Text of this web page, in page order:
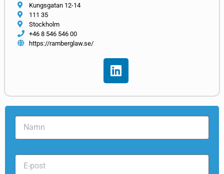
Kungsgatan 12-14
111 35
Stockholm
+46 8 546 546 00
https://ramberglaw.se/